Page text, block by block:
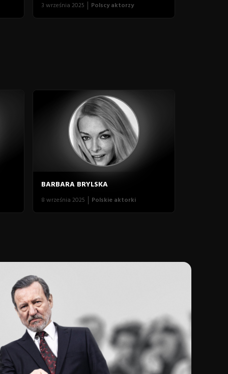
3 września 2025 Polscy aktorzy
BARBARA BRYLSKA
8 września 2025 Polskie aktorki